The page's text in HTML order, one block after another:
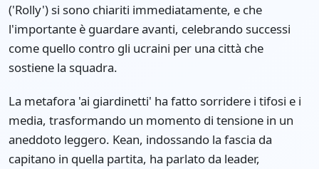
('Rolly') si sono chiariti immediatamente, e che
l'importante è guardare avanti, celebrando successi
come quello contro gli ucraini per una città che
sostiene la squadra.
La metafora 'ai giardinetti' ha fatto sorridere i tifosi e i
media, trasformando un momento di tensione in un
aneddoto leggero. Kean, indossando la fascia da
capitano in quella partita, ha parlato da leader,